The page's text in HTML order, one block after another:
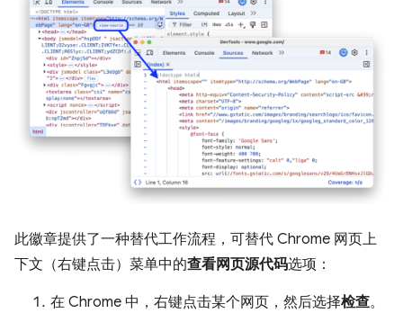
此徽章提供了一种替代工作流程，可替代 Chrome 网页上
下文（右键点击）菜单中的查看网页源代码选项：
在 Chrome 中，右键点击某个网页，然后选择检查。